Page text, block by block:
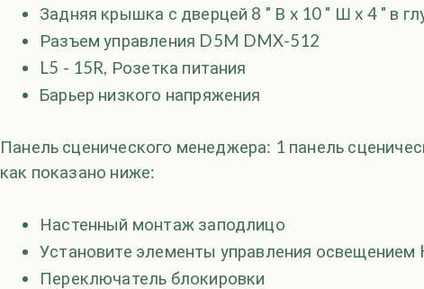
Задняя крышка с дверцей 8 ″ В x 10 ″ Ш x 4 ″ в
Разъем управления D5M DMX-512
L5 - 15R, Розетка питания
Барьер низкого напряжения
Панель сценического менеджера: 1 панель
как показано ниже:
Настенный монтаж заподлицо
Установите элементы управления освещением
Переключатель блокировки